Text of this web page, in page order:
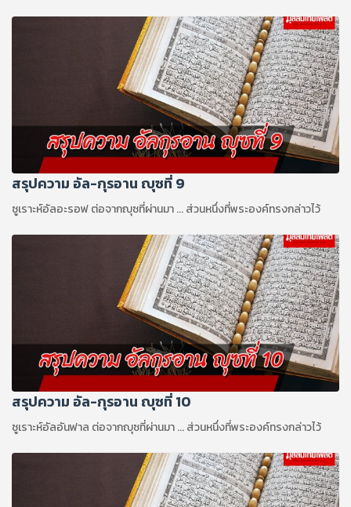
สรุปความ อัล-กุรอาน ญุซที่ 9
ซูเราะห์อัลอะรอฟ ต่อจากญุซที่ผ่านมา ... ส่วนหนึ่งที่พระองค์ทรงกล่าวไว้
สรุปความ อัล-กุรอาน ญุซที่ 10
ซูเราะห์อัลอันฟาล ต่อจากญุซที่ผ่านมา ... ส่วนหนึ่งที่พระองค์ทรงกล่าวไว้